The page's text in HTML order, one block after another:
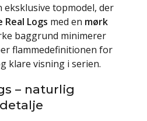
eksklusive topmodel, der
Real Logs med en mørk
baggrund minimerer
flammedefinitionen for
klare visning i serien.
– naturlig